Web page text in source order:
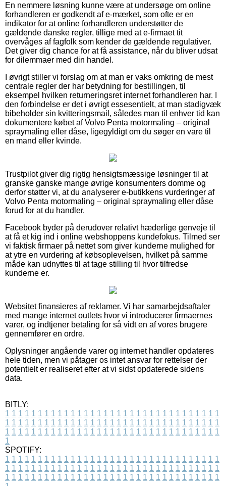
En nemmere løsning kunne være at undersøge om online
forhandleren er godkendt af e-mærket, som ofte er en
indikator for at online forhandleren understøtter de
gældende danske regler, tillige med at e-firmaet tit
overvåges af fagfolk som kender de gældende regulativer.
Det giver dig chance for at få assistance, når du bliver udsat
for dilemmaer med din handel.
I øvrigt stiller vi forslag om at man er vaks omkring de mest
centrale regler der har betydning for bestillingen, til
eksempel hvilken returneringsret internet forhandleren har. I
den forbindelse er det i øvrigt essesentielt, at man stadigvæk
bibeholder sin kvitteringsmail, således man til enhver tid kan
dokumentere købet af Volvo Penta motormaling – original
spraymaling eller dåse, ligegyldigt om du søger en vare til
en mand eller kvinde.
Trustpilot giver dig rigtig hensigtsmæssige løsninger til at
granske ganske mange øvrige konsumenters domme og
derfor støtter vi, at du analyserer e-butikkens vurderinger af
Volvo Penta motormaling – original spraymaling eller dåse
forud for at du handler.
Facebook byder på derudover relativt hæderlige genveje til
at få et kig ind i online webshoppens kundefokus. Tilmed ser
vi faktisk firmaer på nettet som giver kunderne mulighed for
at ytre en vurdering af købsoplevelsen, hvilket på samme
måde kan udnyttes til at tage stilling til hvor tilfredse
kunderne er.
Websitet finansieres af reklamer. Vi har samarbejdsaftaler
med mange internet outlets hvor vi introducerer firmaernes
varer, og indtjener betaling for så vidt en af vores brugere
gennemfører en ordre.
Oplysninger angående varer og internet handler opdateres
hele tiden, men vi påtager os intet ansvar for rettelser der
potentielt er realiseret efter at vi sidst opdaterede sidens
data.
BITLY:
1 1 1 1 1 1 1 1 1 1 1 1 1 1 1 1 1 1 1 1 1 1 1 1 1 1 1 1 1 1 1 1 1
1 1 1 1 1 1 1 1 1 1 1 1 1 1 1 1 1 1 1 1 1 1 1 1 1 1 1 1 1 1 1 1 1
1 1 1 1 1 1 1 1 1 1 1 1 1 1 1 1 1 1 1 1 1 1 1 1 1 1 1 1 1 1 1 1 1
1
SPOTIFY:
1 1 1 1 1 1 1 1 1 1 1 1 1 1 1 1 1 1 1 1 1 1 1 1 1 1 1 1 1 1 1 1 1
1 1 1 1 1 1 1 1 1 1 1 1 1 1 1 1 1 1 1 1 1 1 1 1 1 1 1 1 1 1 1 1 1
1 1 1 1 1 1 1 1 1 1 1 1 1 1 1 1 1 1 1 1 1 1 1 1 1 1 1 1 1 1 1 1 1